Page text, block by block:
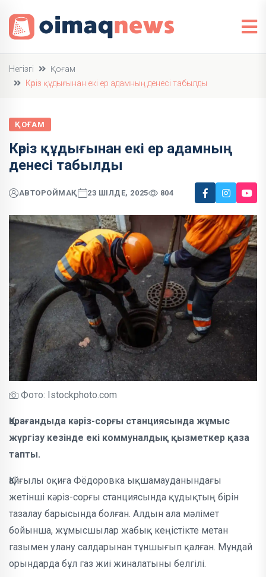
Негізгі
Қоғам
Кәріз құдығынан екі ер адамның денесі табылды
ҚОҒАМ
Кәріз құдығынан екі ер адамның
денесі табылды
АВТОРОЙМАҚ 23 ШІЛДЕ, 2025 804
Фото: Іstockphoto.com
Қарағандыда кәріз-сорғы станциясында жұмыс
жүргізу кезінде екі коммуналдық қызметкер қаза
тапты.
Қайғылы оқиға Фёдоровка ықшамауданындағы
жетінші кәріз-сорғы станциясында құдықтың бірін
тазалау барысында болған. Алдын ала мәлімет
бойынша, жұмысшылар жабық кеңістікте метан
газымен улану салдарынан тұншығып қалған. Мұндай
орындарда бұл газ жиі жиналатыны белгілі.